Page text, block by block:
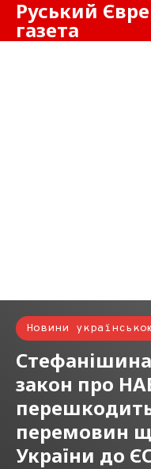
Руський
газета
Новини
закон про
перемовин
України до